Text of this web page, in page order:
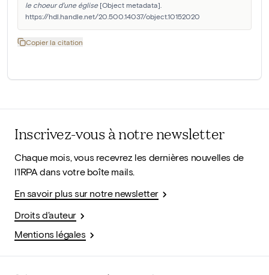
le choeur d'une église [Object metadata].
https://hdl.handle.net/20.500.14037/object.10152020
Copier la citation
Inscrivez-vous à notre newsletter
Chaque mois, vous recevrez les dernières nouvelles de
l'IRPA dans votre boîte mails.
En savoir plus sur notre newsletter
Droits d'auteur
Mentions légales